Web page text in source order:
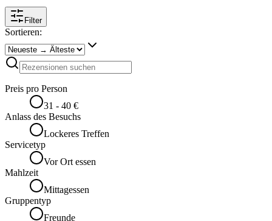
Filter
Sortieren:
Preis pro Person
31 - 40 €
Anlass des Besuchs
Lockeres Treffen
Servicetyp
Vor Ort essen
Mahlzeit
Mittagessen
Gruppentyp
Freunde